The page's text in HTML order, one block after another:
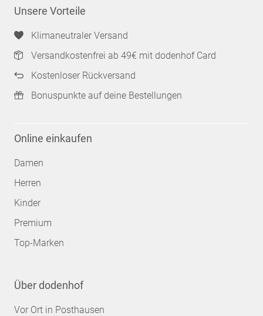
Unsere Vorteile
Klimaneutraler Versand
Versandkostenfrei ab 49€ mit dodenhof Card
Kostenloser Rückversand
Bonuspunkte auf deine Bestellungen
Online einkaufen
Damen
Herren
Kinder
Premium
Top-Marken
Über dodenhof
Vor Ort in Posthausen